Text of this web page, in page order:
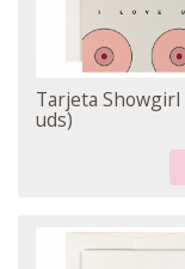
Tarjeta Showgirl
uds)